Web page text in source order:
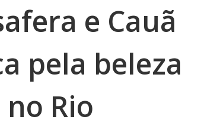
e Cauã
pela beleza
Rio